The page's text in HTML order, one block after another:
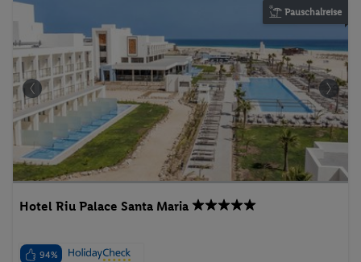
Pauschalreise
Hotel Riu Palace Santa Maria
94%